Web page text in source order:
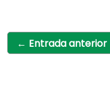
← Entrada anterior